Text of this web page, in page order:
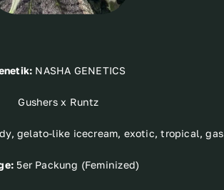
NASHA GENETICS
Gushers x Runtz
gelato-like icecream, exotic, tropical, gas
5er Packung (Feminized)